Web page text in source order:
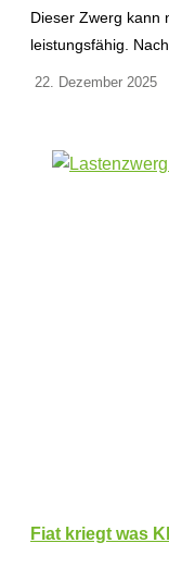
Dieser Zwerg kann
leistungsfähig.
22. Dezember 2025
Fiat kriegt was